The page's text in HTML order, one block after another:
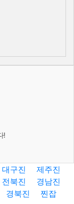
!
대구진
제주진
전북진
경남진
경북진
찐잡